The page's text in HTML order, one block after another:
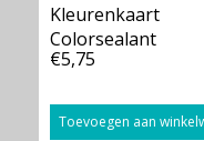
Kleurenkaart
Colorsealant
€5,75
Toevoegen aan